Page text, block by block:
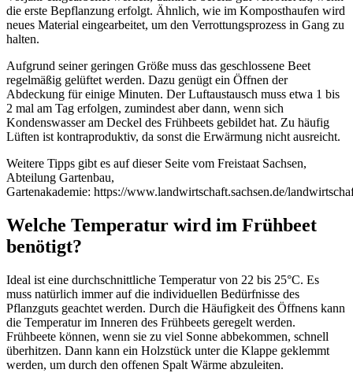
die erste Bepflanzung erfolgt. Ähnlich, wie im Komposthaufen wird
neues Material eingearbeitet, um den Verrottungsprozess in Gang zu
halten.
Aufgrund seiner geringen Größe muss das geschlossene Beet
regelmäßig gelüftet werden. Dazu genügt ein Öffnen der
Abdeckung für einige Minuten. Der Luftaustausch muss etwa 1 bis
2 mal am Tag erfolgen, zumindest aber dann, wenn sich
Kondenswasser am Deckel des Frühbeets gebildet hat. Zu häufig
Lüften ist kontraproduktiv, da sonst die Erwärmung nicht ausreicht.
Weitere Tipps gibt es auf dieser Seite vom Freistaat Sachsen,
Abteilung Gartenbau,
Gartenakademie: https://www.landwirtschaft.sachsen.de/
Welche Temperatur wird im Frühbeet
benötigt?
Ideal ist eine durchschnittliche Temperatur von 22 bis 25°C. Es
muss natürlich immer auf die individuellen Bedürfnisse des
Pflanzguts geachtet werden. Durch die Häufigkeit des Öffnens kann
die Temperatur im Inneren des Frühbeets geregelt werden.
Frühbeete können, wenn sie zu viel Sonne abbekommen, schnell
überhitzen. Dann kann ein Holzstück unter die Klappe geklemmt
werden, um durch den offenen Spalt Wärme abzuleiten.